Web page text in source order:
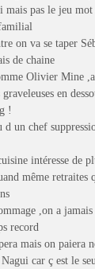
mais pas le jeu
on va se taper
de chaine
Olivier Mine
graveleuses en
!
d un chef
intéresse de
même retraites
,on a
record
mais on paiera
car ç est le